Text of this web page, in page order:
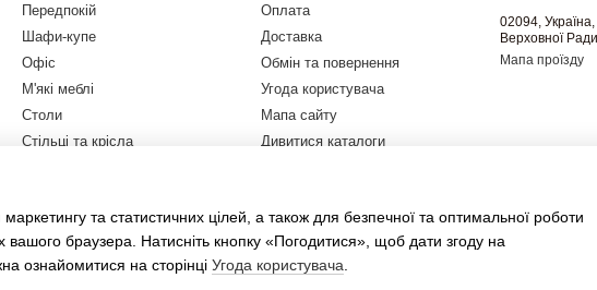
простору.
чи передпокоїв.
забезпечують тривалий термін служби.
стелі.
дизайн з яскравими акцентами.
Передпокій
Шафи-купе
Офіс
М'які меблі
Столи
Стільці та крісла
Оплата
Доставка
Обмін та повернення
Угода користувача
Мапа сайту
Дивитися каталоги
Акції
02094,
Верховної
Мапа проїзду
та статистичних цілей, а також для безпечної та оптимальної роботи
браузера. Натисніть кнопку «Погодитися», щоб дати згоду на
ознайомитися на сторінці Угода користувача